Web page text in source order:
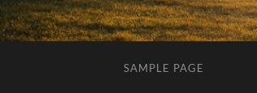
SAMPLE PAGE